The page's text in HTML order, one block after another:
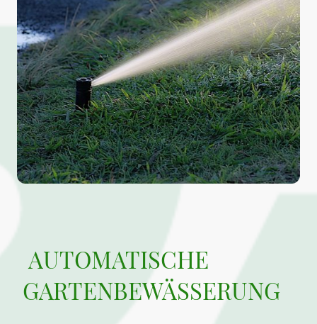
AUTOMATISCHE
GARTENBEWÄSSERUNG